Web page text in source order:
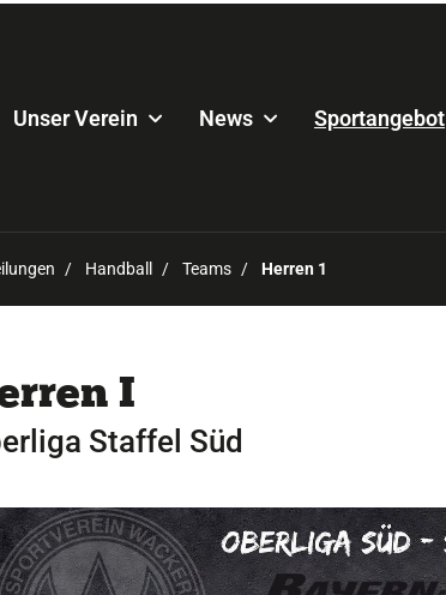
Unser Verein News Sportangebot
Handball Teams Herren 1
I
Staffel Süd